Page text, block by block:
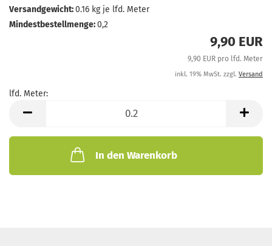
Versandgewicht:0.16 kg je lfd. Meter
Mindestbestellmenge:0,2
9,90 EUR
9,90 EUR pro lfd. Meter
inkl. 19% MwSt. zzgl. Versand
lfd. Meter:
Meter
In den Warenkorb